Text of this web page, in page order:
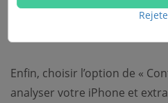
Étape 2. Analyser
Enfin, choisir l’option de «
analyser votre iPhone et